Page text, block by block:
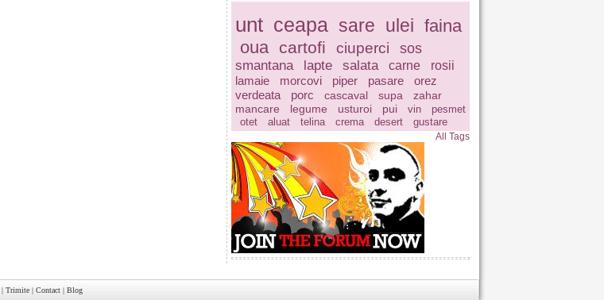
unt ceapa sare ulei faina
oua
cartofi ciuperci sos
smantana lapte salata carne
rosii
lamaie
morcovi piper pasare
orez
verdeata
porc cascaval supa
zahar
mancare
legume usturoi pui vin
pesmet
otet
aluat telina crema desert gustare
All Tags
| Trimite | Contact | Blog